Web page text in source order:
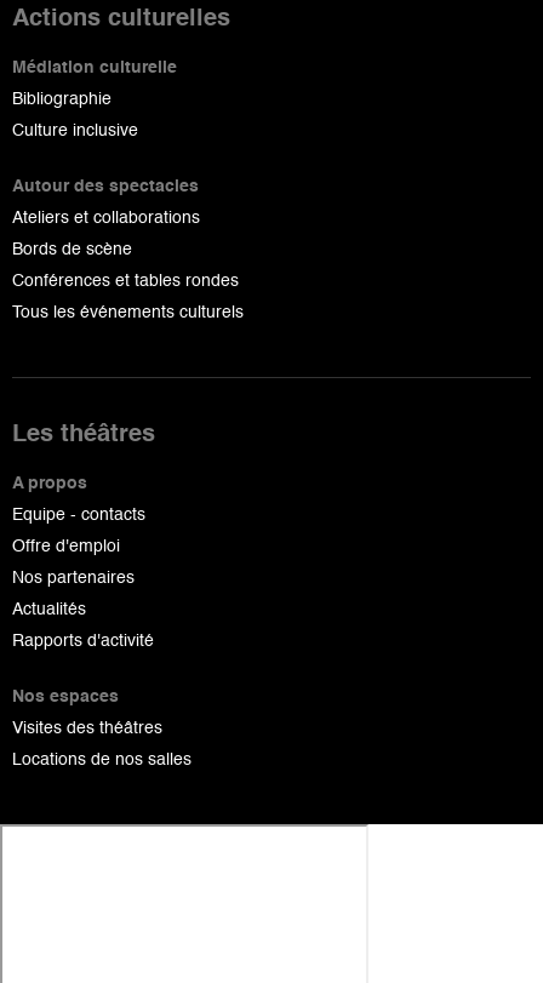
Actions culturelles
Médiation culturelle
Bibliographie
Culture inclusive
Autour des spectacles
Ateliers et collaborations
Bords de scène
Conférences et tables rondes
Tous les événements culturels
Les théâtres
A propos
Equipe - contacts
Offre d'emploi
Nos partenaires
Actualités
Rapports d'activité
Nos espaces
Visites des théâtres
Locations de nos salles